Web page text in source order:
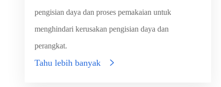
pengisian daya dan proses pemakaian untuk
menghindari kerusakan pengisian daya dan
perangkat.
Tahu lebih banyak 